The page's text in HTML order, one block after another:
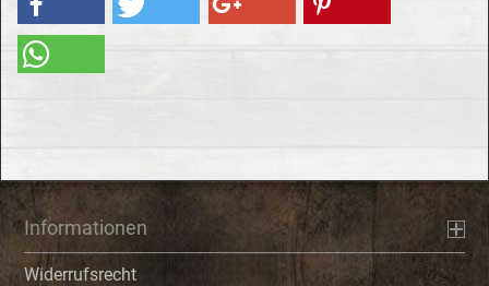
Informationen
Widerrufsrecht